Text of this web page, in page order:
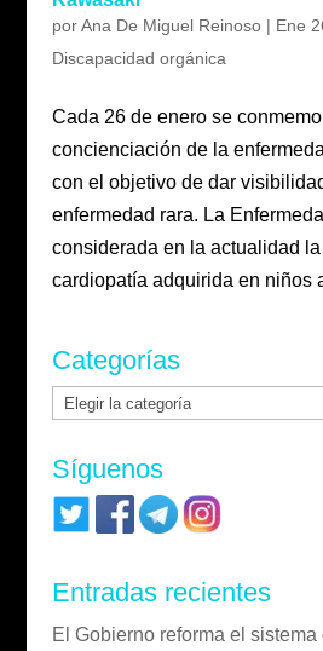
porAna De Miguel Reinoso| Ene
Discapacidad orgánica
Cada 26 de enero se
concienciación de la
con el objetivo de dar
enfermedad rara. La
considerada en la actualidad
cardiopatía adquirida en niños
Categorías
Categorías
Síguenos
Entradas recientes
El Gobierno reforma el sistema